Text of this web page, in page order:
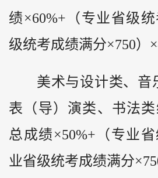
绩×60%+（专业省级
级统考成绩满分×750）
美术与设计类、音
表（导）演类、书法
总成绩×50%+（专业
业省级统考成绩满分